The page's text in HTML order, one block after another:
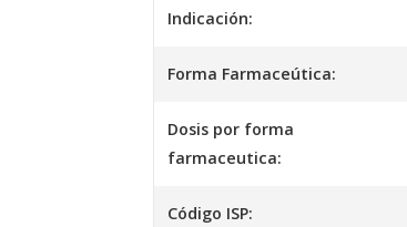
Indicación:
Forma Farmaceútica:
Dosis por forma
farmaceutica:
Código ISP: